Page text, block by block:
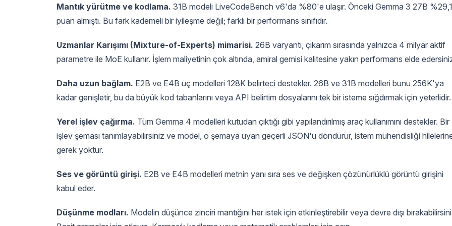
Mantık yürütme ve kodlama. 31B modeli LiveCodeBench v6'da %80'e ulaşır. Önceki Gemma 3 27B %29,1
puan almıştı. Bu fark kademeli bir iyileşme değil; farklı bir performans sınıfıdır.
Uzmanlar Karışımı (Mixture-of-Experts) mimarisi. 26B varyantı, çıkarım sırasında yalnızca 4 milyar aktif
parametre ile MoE kullanır. İşlem maliyetinin çok altında, amiral gemisi kalitesine yakın performans elde
Daha uzun bağlam. E2B ve E4B uç modelleri 128K belirteci destekler. 26B ve 31B modelleri bunu 256K'ya
kadar genişletir, bu da büyük kod tabanlarını veya API belirtim dosyalarını tek bir isteme sığdırmak için yeterlidir.
Yerel işlev çağırma. Tüm Gemma 4 modelleri kutudan çıktığı gibi yapılandırılmış araç kullanımını destekler. Bir
işlev şeması tanımlayabilirsiniz ve model, o şemaya uyan geçerli JSON'u döndürür, istem mühendisliği
gerek yoktur.
Ses ve görüntü girişi. E2B ve E4B modelleri metnin yanı sıra ses ve değişken çözünürlüklü görüntü girişini
kabul eder.
Düşünme modları. Modelin düşünce zinciri mantığını her istek için etkinleştirebilir veya devre dışı